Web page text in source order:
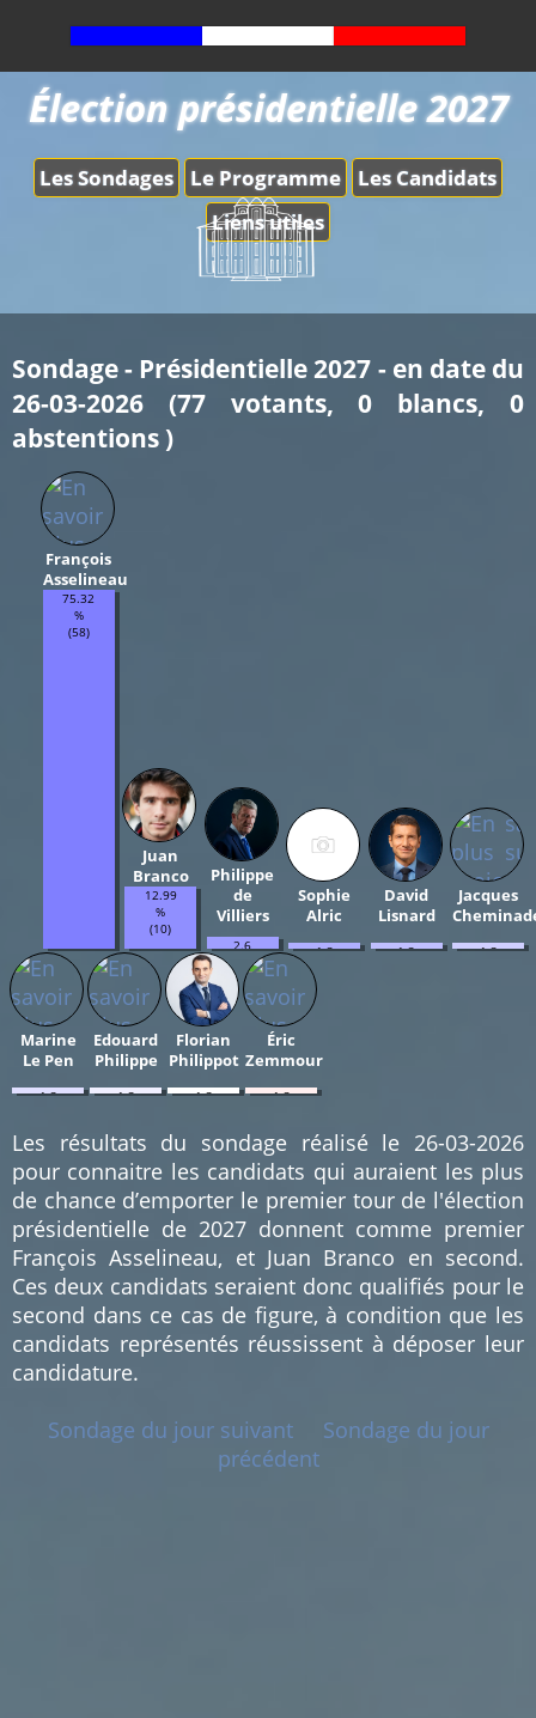
Les Sondages Le Programme
Les Candidats
Liens utiles
Élection présidentielle 2027
Sondage - Présidentielle 2027 - en date du
26-03-2026 (77 votants, 0 blancs, 0
abstentions )
François
Asselineau
75.32
%
(58)
Juan
Branco
12.99
%
(10)
Philippe
de
Villiers
2.6
(2)
Sophie
Alric
1.3
David
Lisnard
1.3
Jacques
1.3
Marine
Le Pen
1.3
Edouard
Philippe
1.3
Florian
Philippot
1.3
Éric
Zemmour
1.3
Les résultats du sondage réalisé le 26-03-2026
pour connaitre les candidats qui auraient les plus
de chance d’emporter le premier tour de l'élection
présidentielle de 2027 donnent comme premier
François Asselineau, et Juan Branco en second.
Ces deux candidats seraient donc qualifiés pour le
second dans ce cas de figure, à condition que les
candidats représentés réussissent à déposer leur
candidature.
Sondage du jour suivant
Sondage du jour
précédent